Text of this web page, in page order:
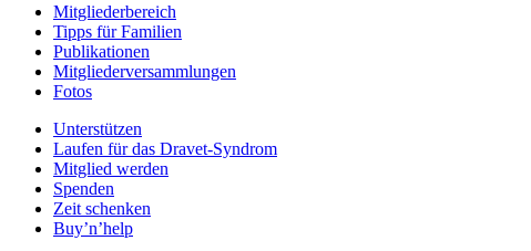
Mitgliederbereich
Tipps für Familien
Publikationen
Mitgliederversammlungen
Fotos
Unterstützen
Laufen für das Dravet-Syndrom
Mitglied werden
Spenden
Zeit schenken
Buy’n’help